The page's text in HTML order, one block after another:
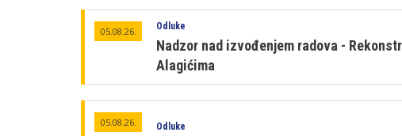
05.08.26. Odluke
Nadzor nad izvođenjem radova -
Alagićima
05.08.26. Odluke